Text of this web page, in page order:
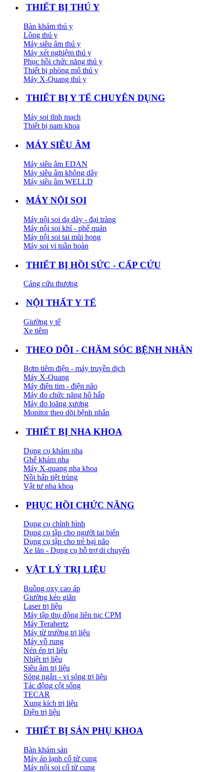
THIẾT BỊ THÚ Y
Bàn khám thú y
Lồng thú y
Máy siêu âm thú y
Máy xét nghiệm thú y
Phục hồi chức năng thú y
Thiết bị phòng mổ thú y
Máy X-Quang thú y
THIẾT BỊ Y TẾ CHUYÊN DỤNG
Máy soi tĩnh mạch
Thiết bị nam khoa
MÁY SIÊU ÂM
Máy siêu âm EDAN
Máy siêu âm không dây
Máy siêu âm WELLD
MÁY NỘI SOI
Máy nội soi dạ dày - đại tràng
Máy nội soi khí - phế quản
Máy nội soi tai mũi họng
Máy soi vi tuần hoàn
THIẾT BỊ HỒI SỨC - CẤP CỨU
Cáng cứu thương
NỘI THẤT Y TẾ
Giường y tế
Xe tiêm
THEO DÕI - CHĂM SÓC BỆNH NHÂN
Bơm tiêm điện - máy truyền dịch
Máy X-Quang
Máy điện tim - điện não
Máy đo chức năng hô hấp
Máy đo loãng xương
Monitor theo dõi bệnh nhân
THIẾT BỊ NHA KHOA
Dụng cụ khám nha
Ghế khám nha
Máy X-quang nha khoa
Nồi hấp tiệt trùng
Vật tư nha khoa
PHỤC HỒI CHỨC NĂNG
Dụng cụ chỉnh hình
Dụng cụ tập cho người tai biến
Dụng cụ tập cho trẻ bại não
Xe lăn - Dụng cụ hỗ trợ di chuyển
VẬT LÝ TRỊ LIỆU
Buồng oxy cao áp
Giường kéo giãn
Laser trị liệu
Máy tập thụ động liên tục CPM
Máy Terahertz
Máy từ trường trị liệu
Máy vỗ rung
Nén ép trị liệu
Nhiệt trị liệu
Siêu âm trị liệu
Sóng ngắn - vi sóng trị liệu
Tác động cột sống
TECAR
Xung kích trị liệu
Điện trị liệu
THIẾT BỊ SẢN PHỤ KHOA
Bàn khám sản
Máy áp lạnh cổ tử cung
Máy nội soi cổ tử cung